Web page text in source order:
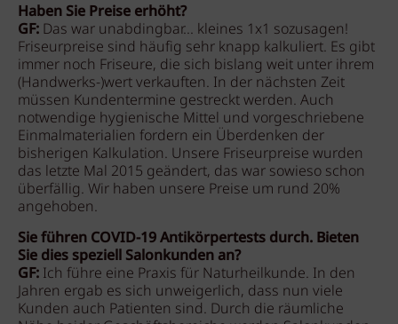
Haben Sie Preise erhöht?
GF: Das war unabdingbar... kleines 1x1 sozusagen!
Friseurpreise sind häufig sehr knapp kalkuliert. Es gibt
immer noch Friseure, die sich bislang weit unter ihrem
(Handwerks-)wert verkauften. In der nächsten Zeit
müssen Kundentermine gestreckt werden. Auch
notwendige hygienische Mittel und vorgeschriebene
Einmalmaterialien fordern ein Überdenken der
bisherigen Kalkulation. Unsere Friseurpreise wurden
das letzte Mal 2015 geändert, das war sowieso schon
überfällig. Wir haben unsere Preise um rund 20%
angehoben.
Sie führen COVID-19 Antikörpertests durch. Bieten
Sie dies speziell Salonkunden an?
GF: Ich führe eine Praxis für Naturheilkunde. In den
Jahren ergab es sich unweigerlich, dass nun viele
Kunden auch Patienten sind. Durch die räumliche